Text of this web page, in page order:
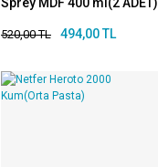
520,00 TL 494,00 TL